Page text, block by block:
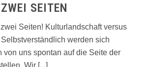
SEITEN
Seiten! Kulturlandschaft versus
werden sich
von uns spontan auf die Seite der
Wir [...]